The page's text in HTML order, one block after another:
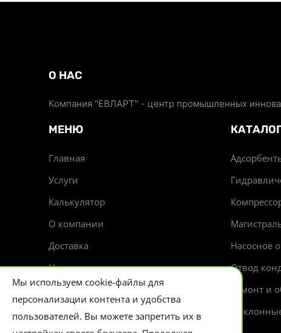
О НАС
Компания "ЕВЛАРТ" - центр промышленных
МЕНЮ
Главная
Услуги
Калькулятор
О компании
Доставка
Новости
Контакты
Насосное
Отвод
Ремонт и
Мы используем cookie-файлы для
персонализации контента и удобства
пользователей. Вы можете запретить их в